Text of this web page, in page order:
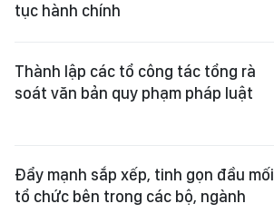
tục hành chính
Thành lập các tổ công tác tổng rà
soát văn bản quy phạm pháp luật
Đẩy mạnh sắp xếp, tinh gọn đầu mối
tổ chức bên trong các bộ, ngành